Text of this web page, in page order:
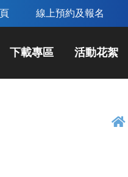
線上預約及報名
下載專區 活動花絮